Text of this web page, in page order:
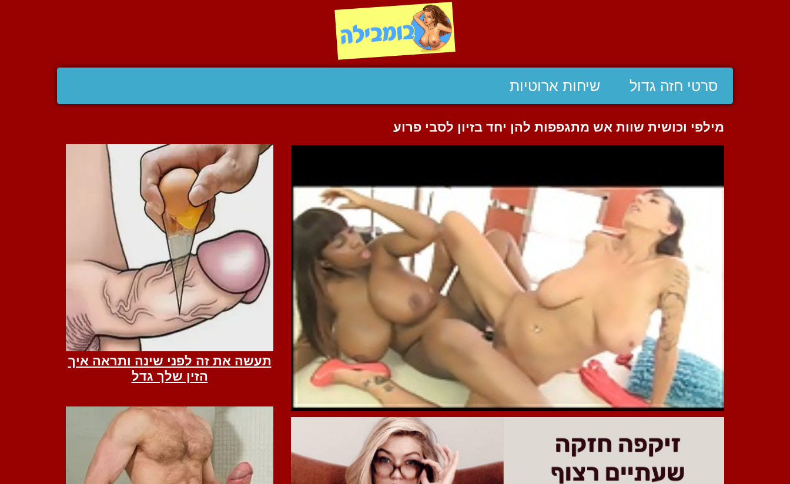
סרטי חזה גדול שיחות ארוטיות
מילפי וכושית שוות אש מתגפפות להן יחד בזיון לסבי פרוע